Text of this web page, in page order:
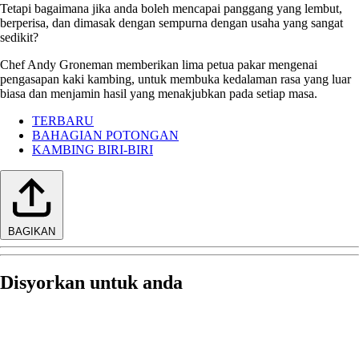
Tetapi bagaimana jika anda boleh mencapai panggang yang lembut,
berperisa, dan dimasak dengan sempurna dengan usaha yang sangat
sedikit?
Chef Andy Groneman memberikan lima petua pakar mengenai
pengasapan kaki kambing, untuk membuka kedalaman rasa yang luar
biasa dan menjamin hasil yang menakjubkan pada setiap masa.
TERBARU
BAHAGIAN POTONGAN
KAMBING BIRI-BIRI
BAGIKAN
Disyorkan untuk anda